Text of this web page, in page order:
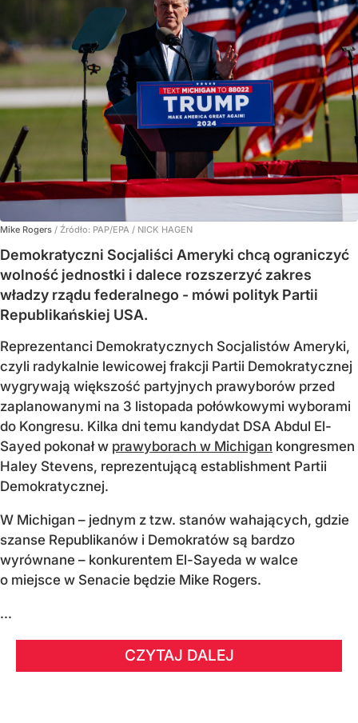
Mike Rogers / Źródło: PAP/EPA / NICK HAGEN
Demokratyczni Socjaliści Ameryki chcą ograniczyć
wolność jednostki i dalece rozszerzyć zakres
władzy rządu federalnego - mówi polityk Partii
Republikańskiej USA.
Reprezentanci Demokratycznych Socjalistów Ameryki,
czyli radykalnie lewicowej frakcji Partii Demokratycznej
wygrywają większość partyjnych prawyborów przed
zaplanowanymi na 3 listopada połówkowymi wyborami
do Kongresu. Kilka dni temu kandydat DSA Abdul El-
Sayed pokonał w prawyborach w Michigan kongresmen
Haley Stevens, reprezentującą establishment Partii
Demokratycznej.
W Michigan – jednym z tzw. stanów wahających, gdzie
szanse Republikanów i Demokratów są bardzo
wyrównane – konkurentem El-Sayeda w walce
o miejsce w Senacie będzie Mike Rogers.
...
CZYTAJ DALEJ